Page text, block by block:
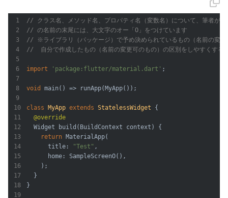
// クラス名、メソッド名、プロパティ名（変数名）について、筆者が
// の名前の末尾には、大文字のオー「O」をつけています
// ※ライブラリ（パッケージ）で予め決められているもの（名前の変更
//  自分で作成したもの（名前の変更可のもの）の区別をしやすくする
import 'package:flutter/material.dart' ;
void main() => runApp(MyApp());
class MyApp extends StatelessWidget
{
@override
  Widget build(BuildContext context) {
return MaterialApp(
      title:
"Test" ,
      home: SampleScreenO(),
    );
  }
}